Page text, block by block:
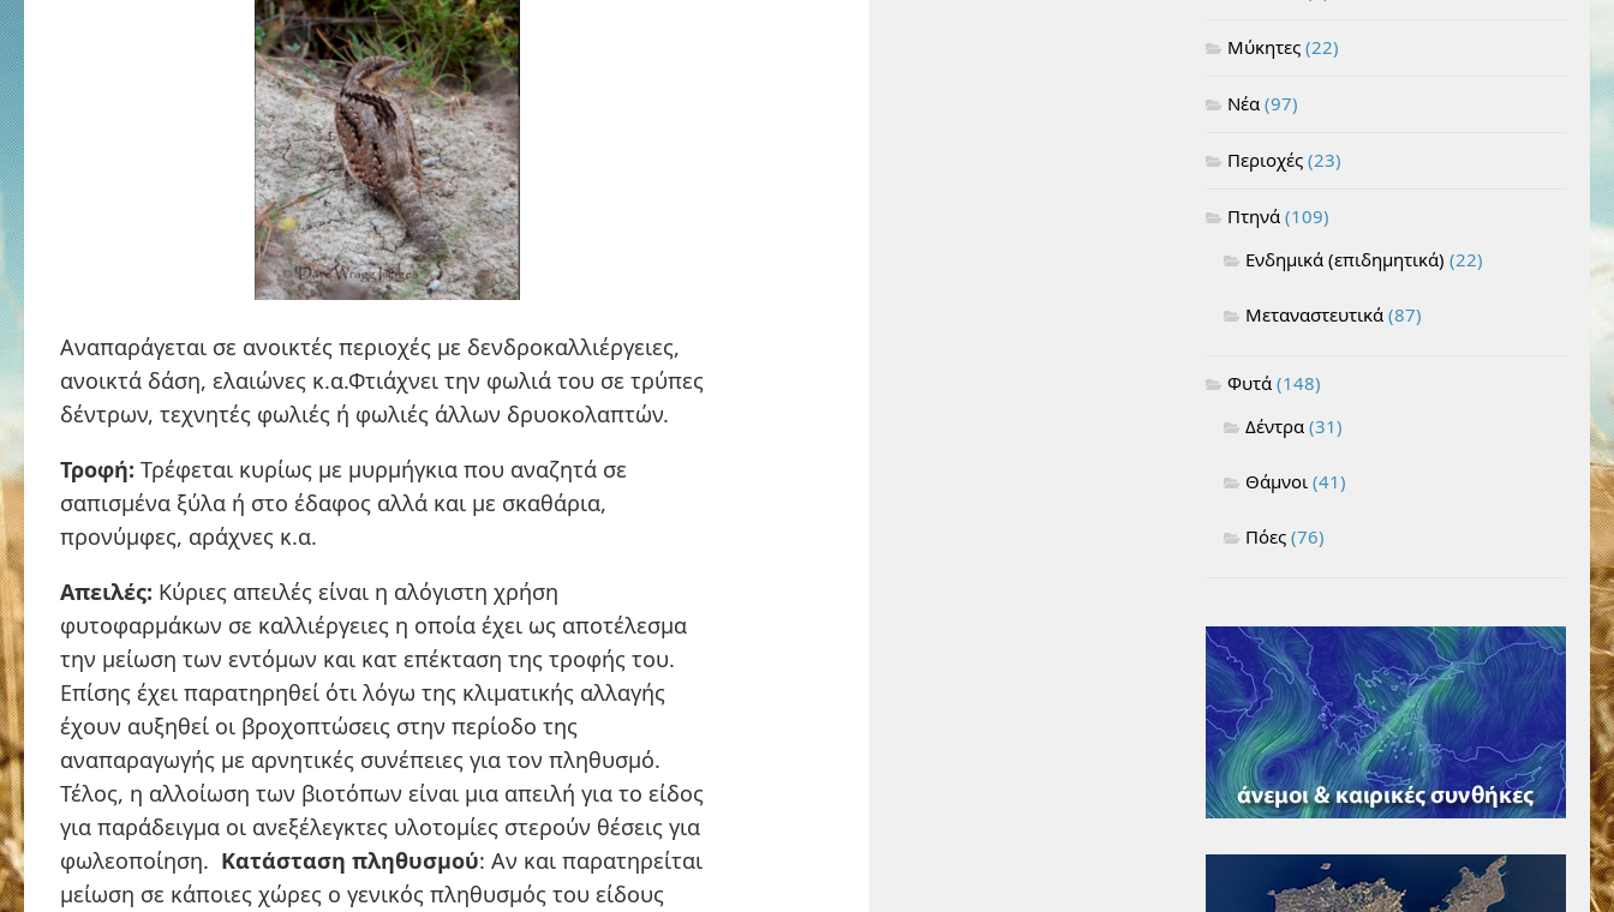
Αναπαράγεται σε ανοικτές περιοχές με δενδροκαλλιέργειες,
ανοικτά δάση, ελαιώνες κ.α.Φτιάχνει την φωλιά του σε τρύπες
δέντρων, τεχνητές φωλιές ή φωλιές άλλων δρυοκολαπτών.
Τροφή: Τρέφεται κυρίως με μυρμήγκια που αναζητά σε
σαπισμένα ξύλα ή στο έδαφος αλλά και με σκαθάρια,
προνύμφες, αράχνες κ.α.
Απειλές: Κύριες απειλές είναι η αλόγιστη χρήση
φυτοφαρμάκων σε καλλιέργειες η οποία έχει ως αποτέλεσμα
την μείωση των εντόμων και κατ επέκταση της τροφής του.
Επίσης έχει παρατηρηθεί ότι λόγω της κλιματικής αλλαγής
έχουν αυξηθεί οι βροχοπτώσεις στην περίοδο της
αναπαραγωγής με αρνητικές συνέπειες για τον πληθυσμό.
Τέλος, η αλλοίωση των βιοτόπων είναι μια απειλή για το είδος
για παράδειγμα οι ανεξέλεγκτες υλοτομίες στερούν θέσεις για
φωλεοποίηση. Κατάσταση πληθυσμού: Αν και παρατηρείται
μείωση σε κάποιες χώρες ο γενικός πληθυσμός του είδους
Μύκητες (22)
Νέα (97)
Περιοχές (23)
Πτηνά (109)
Ενδημικά (επιδημητικά) (22)
Μεταναστευτικά (87)
Φυτά (148)
Δέντρα (31)
Θάμνοι (41)
Πόες (76)